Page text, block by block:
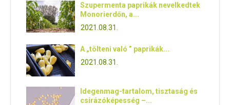
Szupermenta paprikák nevelkedtek
Monorierdőn, a...
2021.08.31.
A „tölteni való ” paprikák...
2021.08.31.
Idegenmag-tartalom, tisztaság és
csírázóképesség –...